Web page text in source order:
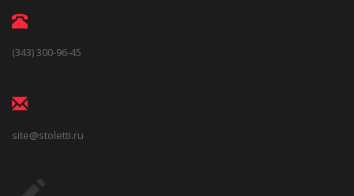
(343) 300-96-45
site@stoletti.ru